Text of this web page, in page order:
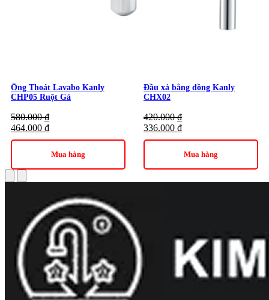
Ống Thoát Lavabo Kanly
CHP05 Ruột Gà
580.000₫
464.000 ₫
Mua hàng
Đầu xả bằng đồng Kanly
CHX02
420.000₫
336.000 ₫
Mua hàng